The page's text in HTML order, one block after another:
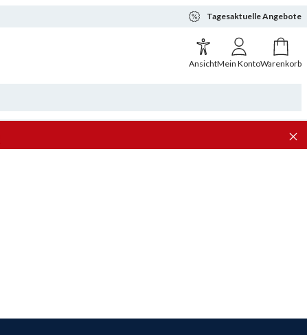
Tagesaktuelle Angebote
AnsichtMein KontoWarenkorb